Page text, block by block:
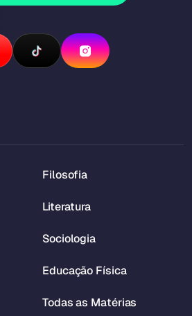
Filosofia
Literatura
Sociologia
Educação Física
Todas as Matérias